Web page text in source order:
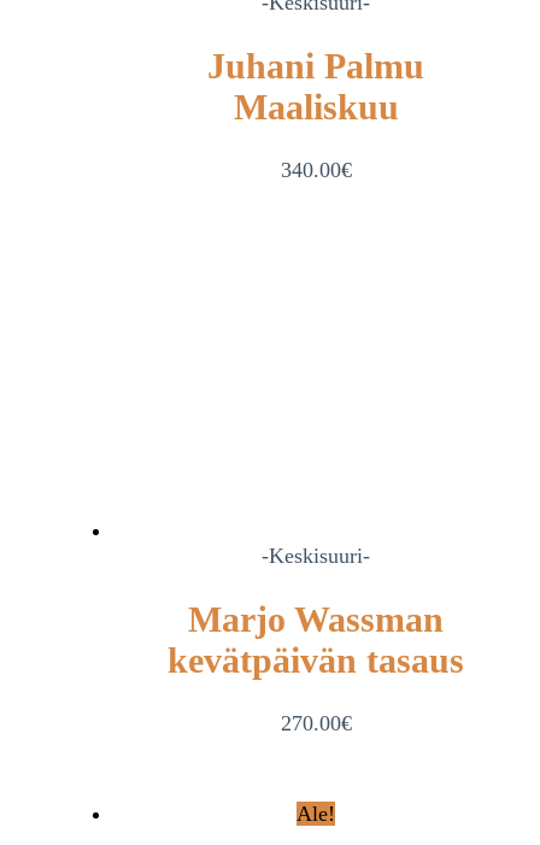
Juhani Palmu
Maaliskuu
340.00€
-Keskisuuri-
Marjo Wassman
kevätpäivän tasaus
270.00€
Ale!